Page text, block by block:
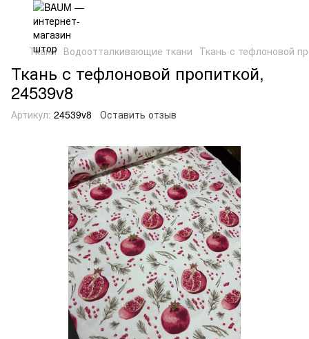
Ткани Водоотталкивающие ткани Ткань с тефлоновой
Ткань с тефлоновой пропиткой,
24539v8
Артикул: 24539v8 Оставить отзыв